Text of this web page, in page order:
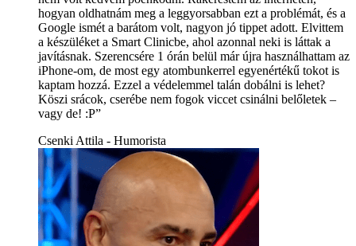
hogyan oldhatnám meg a leggyorsabban ezt a problémát, és a
Google ismét a barátom volt, nagyon jó tippet adott. Elvittem
a készüléket a Smart Clinicbe, ahol azonnal neki is láttak a
javításnak. Szerencsére 1 órán belül már újra használhattam az
iPhone-om, de most egy atombunkerrel egyenértékű tokot is
kaptam hozzá. Ezzel a védelemmel talán dobálni is lehet?
Köszi srácok, cserébe nem fogok viccet csinálni belőletek –
vagy de! :P”
Csenki Attila - Humorista